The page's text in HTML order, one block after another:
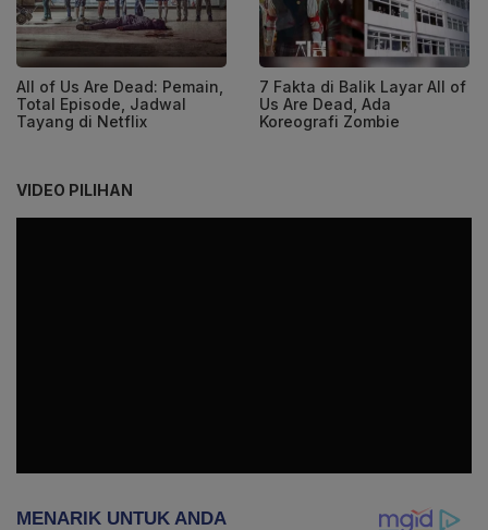
All of Us Are Dead: Pemain,
Total Episode, Jadwal
Tayang di Netflix
7 Fakta di Balik Layar All of
Us Are Dead, Ada
Koreografi Zombie
VIDEO PILIHAN